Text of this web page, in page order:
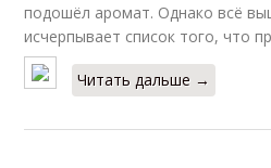
подошёл аромат. Однако всё
исчерпывает список того, что
Читать дальше →